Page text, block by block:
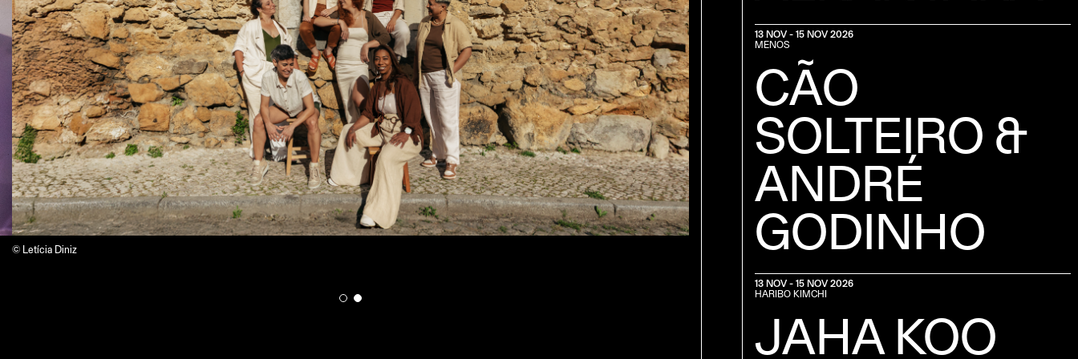
© Letícia Diniz
13 NOV - 15 NOV 2026
MENOS
CÃO
SOLTEIRO &
ANDRÉ
GODINHO
13 NOV - 15 NOV 2026
HARIBO KIMCHI
JAHA KOO